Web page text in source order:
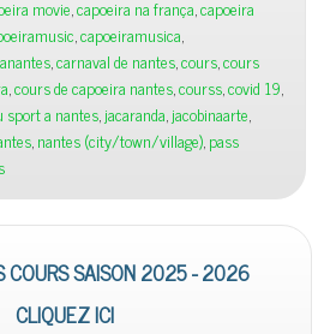
movie,capoeira na frança,capoeira
,capoeiramusica,
,carnaval de nantes,cours,cours
,cours de capoeira nantes,courss,covid 19,
sport a nantes,jacaranda,jacobinaarte,
,nantes (city/town/village),pass
COURS SAISON 2025 - 2026
CLIQUEZ ICI